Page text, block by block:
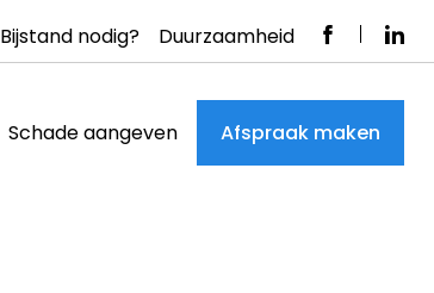
Bijstand nodig? Duurzaamheid
Schade aangeven Afspraak maken